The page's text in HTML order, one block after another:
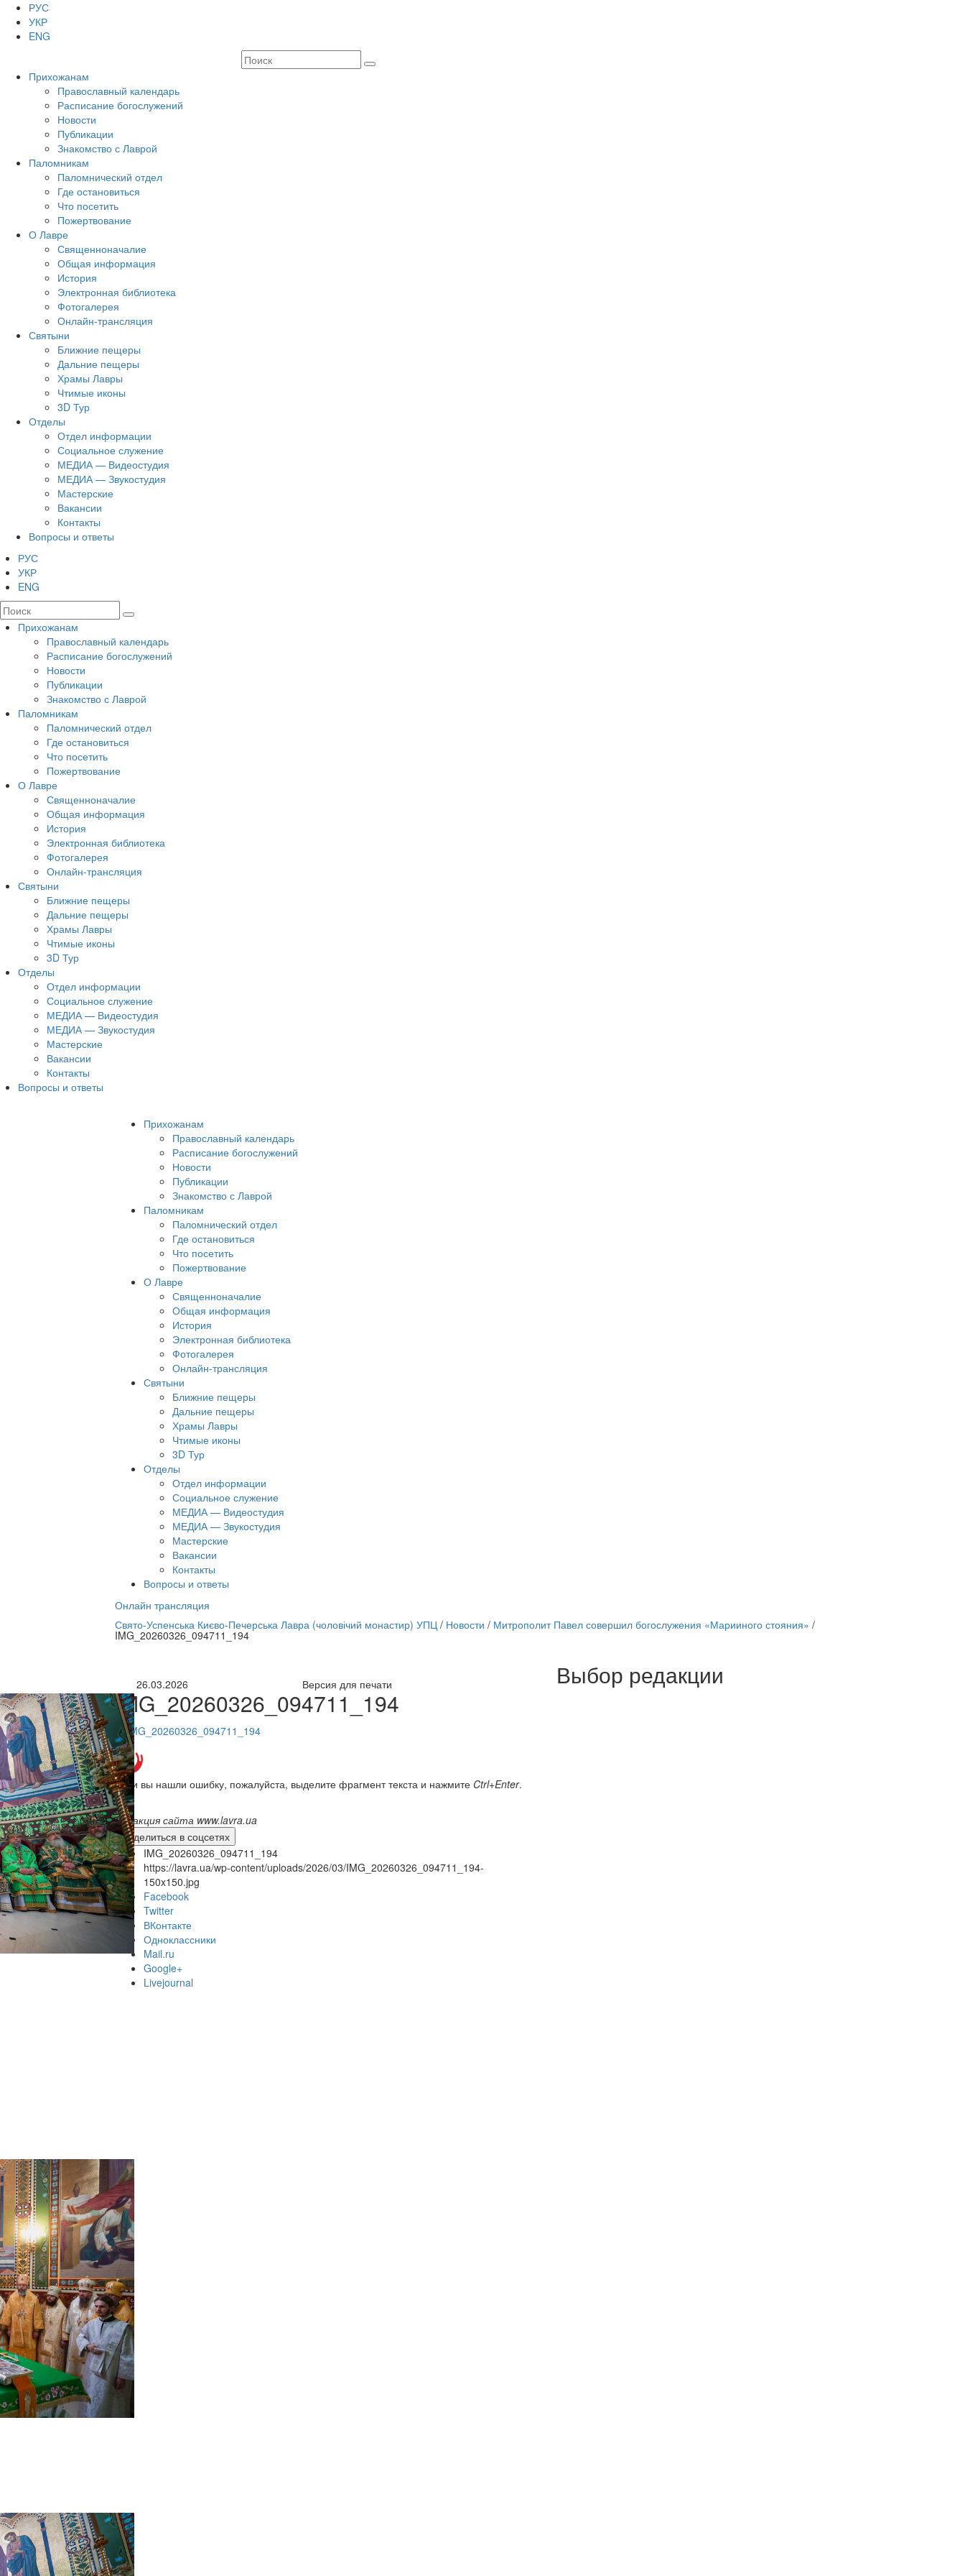
РУС
УКР
ENG
Прихожанам
Православный календарь
Расписание богослужений
Новости
Публикации
Знакомство с Лаврой
Паломникам
Паломнический отдел
Где остановиться
Что посетить
Пожертвование
О Лавре
Священноначалие
Общая информация
История
Электронная библиотека
Фотогалерея
Онлайн-трансляция
Святыни
Ближние пещеры
Дальние пещеры
Храмы Лавры
Чтимые иконы
3D Тур
Отделы
Отдел информации
Социальное служение
МЕДИА — Видеостудия
МЕДИА — Звукостудия
Мастерские
Вакансии
Контакты
Вопросы и ответы
РУС
УКР
ENG
Прихожанам
Православный календарь
Расписание богослужений
Новости
Публикации
Знакомство с Лаврой
Паломникам
Паломнический отдел
Где остановиться
Что посетить
Пожертвование
О Лавре
Священноначалие
Общая информация
История
Электронная библиотека
Фотогалерея
Онлайн-трансляция
Святыни
Ближние пещеры
Дальние пещеры
Храмы Лавры
Чтимые иконы
3D Тур
Отделы
Отдел информации
Социальное служение
МЕДИА — Видеостудия
МЕДИА — Звукостудия
Мастерские
Вакансии
Контакты
Вопросы и ответы
Прихожанам
Православный календарь
Расписание богослужений
Новости
Публикации
Знакомство с Лаврой
Паломникам
Паломнический отдел
Где остановиться
Что посетить
Пожертвование
О Лавре
Священноначалие
Общая информация
История
Электронная библиотека
Фотогалерея
Онлайн-трансляция
Святыни
Ближние пещеры
Дальние пещеры
Храмы Лавры
Чтимые иконы
3D Тур
Отделы
Отдел информации
Социальное служение
МЕДИА — Видеостудия
МЕДИА — Звукостудия
Мастерские
Вакансии
Контакты
Вопросы и ответы
Онлайн трансляция
12 сентября
Онлайн трансляции
Свято-Успенська Києво-Печерська Лавра (чоловічий монастир) УПЦ/ Новости / Митрополит Павел совершил богослужения «Марииного стояния» /
IMG_20260326_094711_194
26.03.2026 Версия для печати
IMG_20260326_094711_194
Если вы нашли ошибку, пожалуйста, выделите фрагмент текста и нажмите Ctrl+Enter.
Редакция сайта www.lavra.ua
Поделиться в соцсетях
IMG_20260326_094711_194
https://lavra.ua/wp-content/uploads/2026/03/IMG_20260326_094711_194-
150x150.jpg
Facebook
Twitter
ВКонтакте
Одноклассники
Mail.ru
Google+
Livejournal
Выбор редакции